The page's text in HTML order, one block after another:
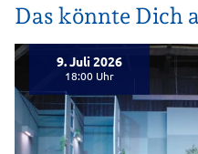
Das könnte Dich
9. Juli 2026
18:00